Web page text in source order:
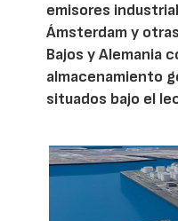
emisores
Ámsterdam y
Bajos y Alemania
almacenamiento
situados bajo el